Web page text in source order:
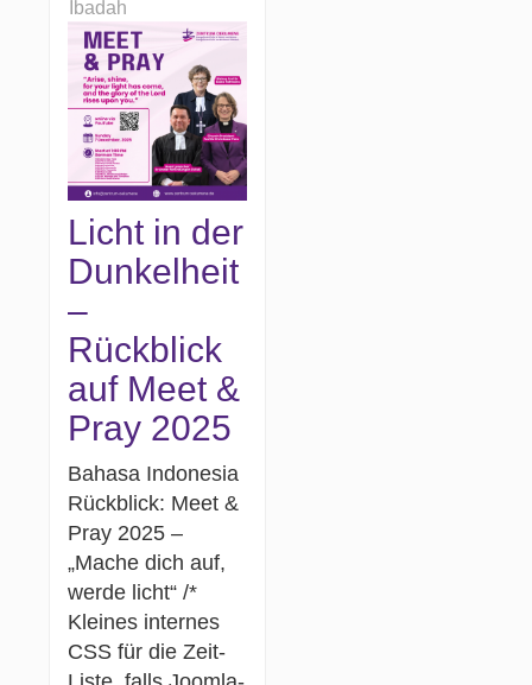
Ibadah
Licht in der
Dunkelheit
–
Rückblick
auf Meet &
Pray 2025
Bahasa Indonesia
Rückblick: Meet &
Pray 2025 –
„Mache dich auf,
werde licht“ /*
Kleines internes
CSS für die Zeit-